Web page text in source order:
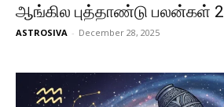
ஆங்கில புத்தாண்டு பலன்கள்
ASTROSIVA - December 28, 2025